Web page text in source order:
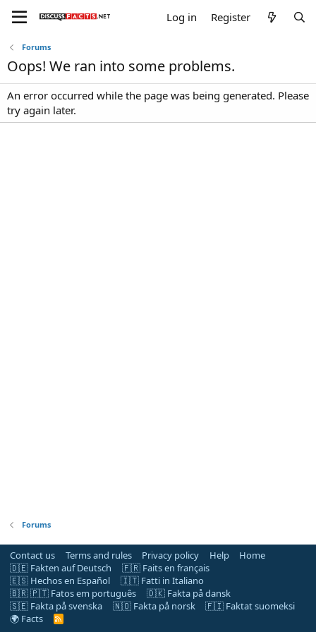
Log in Register
Forums
Oops! We ran into some problems.
An error occurred while the page was being generated. Please
try again later.
Forums
Contact us Terms and rules Privacy policy Help
Home
🇩🇪 Fakten auf Deutsch
🇫🇷 Faits en français
🇪🇸 Hechos en Español
🇮🇹 Fatti in Italiano
🇧🇷 🇵🇹 Fatos em português
🇩🇰 Fakta på dansk
🇸🇪 Fakta på svenska
🇳🇴 Fakta på norsk
🇫🇮 Faktat suomeksi
🌍 Facts
R